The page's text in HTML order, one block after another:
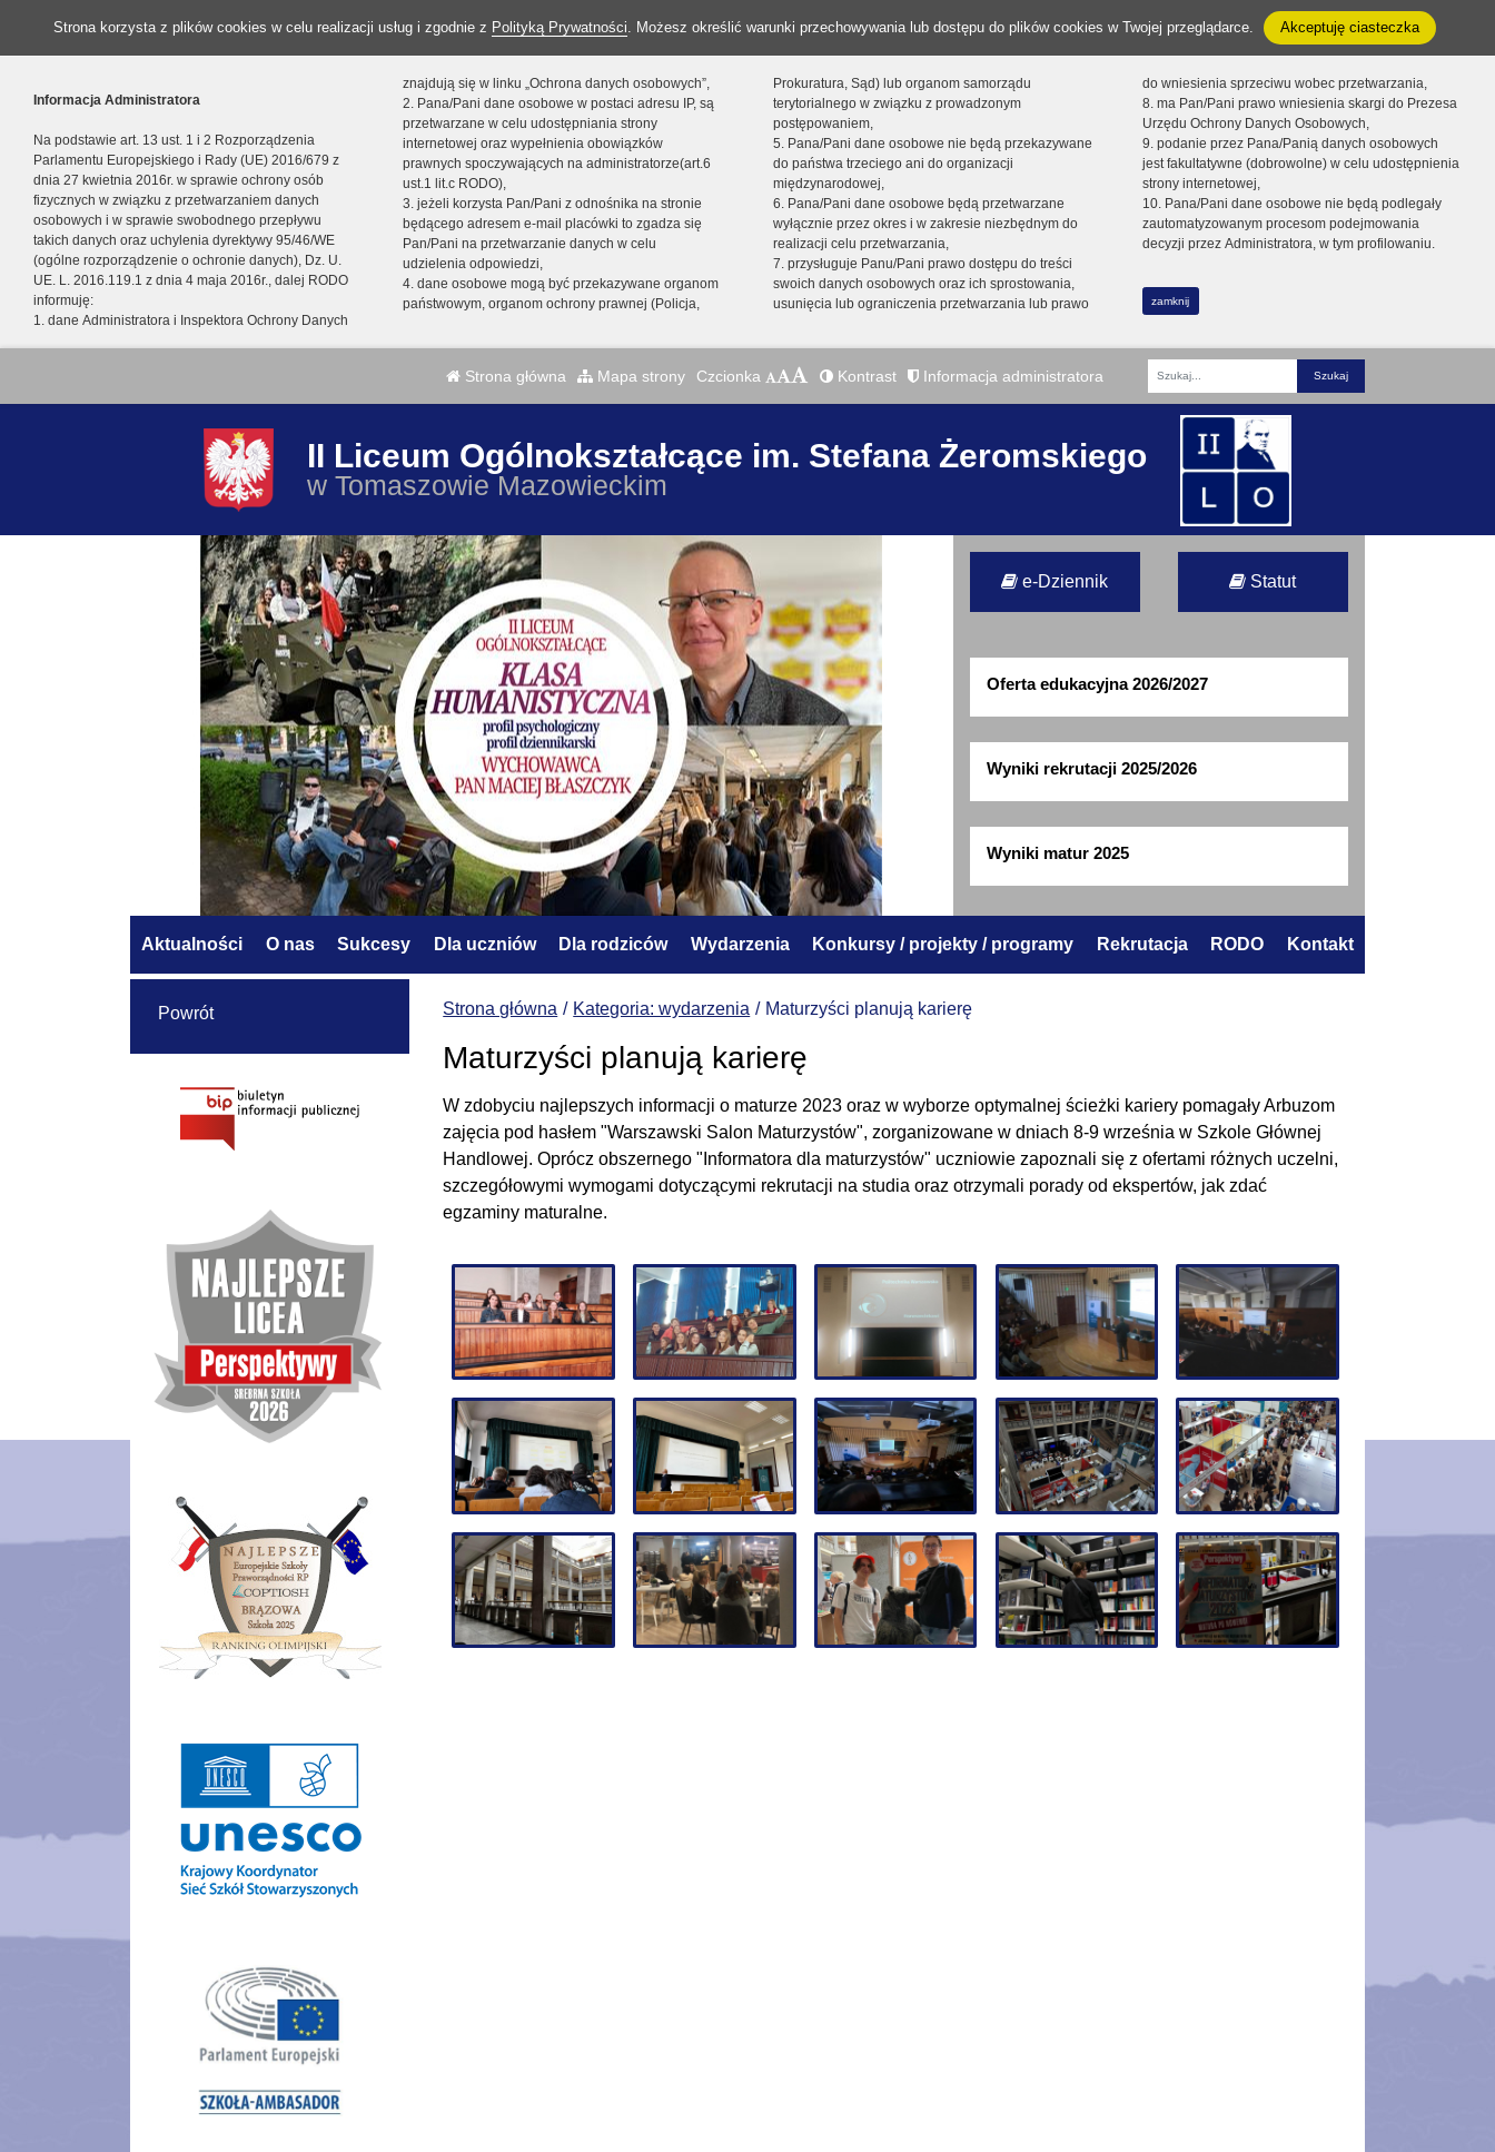
Strona korzysta z plików cookies w celu realizacji usług i zgodnie z Polityką Prywatności. Możesz określić warunki przechowywania lub dostępu do plików cookies w Twojej przeglądarce. Akceptuję ciasteczka
Informacja Administratora
Na podstawie art. 13 ust. 1 i 2 Rozporządzenia
Parlamentu Europejskiego i Rady (UE) 2016/679 z
dnia 27 kwietnia 2016r. w sprawie ochrony osób
fizycznych w związku z przetwarzaniem danych
osobowych i w sprawie swobodnego przepływu
takich danych oraz uchylenia dyrektywy 95/46/WE
(ogólne rozporządzenie o ochronie danych), Dz. U.
UE. L. 2016.119.1 z dnia 4 maja 2016r., dalej RODO
informuję:
1. dane Administratora i Inspektora Ochrony Danych
znajdują się w linku „Ochrona danych osobowych”,
2. Pana/Pani dane osobowe w postaci adresu IP, są
przetwarzane w celu udostępniania strony
internetowej oraz wypełnienia obowiązków
prawnych spoczywających na administratorze(art.6
ust.1 lit.c RODO),
3. jeżeli korzysta Pan/Pani z odnośnika na stronie
będącego adresem e-mail placówki to zgadza się
Pan/Pani na przetwarzanie danych w celu
udzielenia odpowiedzi,
4. dane osobowe mogą być przekazywane organom
państwowym, organom ochrony prawnej (Policja,
Prokuratura, Sąd) lub organom samorządu
terytorialnego w związku z prowadzonym
postępowaniem,
5. Pana/Pani dane osobowe nie będą przekazywane
do państwa trzeciego ani do organizacji
międzynarodowej,
6. Pana/Pani dane osobowe będą przetwarzane
wyłącznie przez okres i w zakresie niezbędnym do
realizacji celu przetwarzania,
7. przysługuje Panu/Pani prawo dostępu do treści
swoich danych osobowych oraz ich sprostowania,
usunięcia lub ograniczenia przetwarzania lub prawo
do wniesienia sprzeciwu wobec przetwarzania,
8. ma Pan/Pani prawo wniesienia skargi do Prezesa
Urzędu Ochrony Danych Osobowych,
9. podanie przez Pana/Panią danych osobowych
jest fakultatywne (dobrowolne) w celu udostępnienia
strony internetowej,
10. Pana/Pani dane osobowe nie będą podlegały
zautomatyzowanym procesom podejmowania
decyzji przez Administratora, w tym profilowaniu.
zamknij
Strona główna Mapa strony Czcionka Kontrast Informacja administratora
Fraza
II Liceum Ogólnokształcące im. Stefana Żeromskiego
w Tomaszowie Mazowieckim
e-Dziennik Statut
Oferta edukacyjna 2026/2027
Wyniki rekrutacji 2025/2026
Wyniki matur 2025
Aktualności O nas Sukcesy Dla uczniów Dla rodziców Wydarzenia Konkursy / projekty / programy Rekrutacja RODO Kontakt
Strona główna Kategoria: wydarzenia Maturzyści planują karierę
Maturzyści planują karierę
W zdobyciu najlepszych informacji o maturze 2023 oraz w wyborze optymalnej ścieżki kariery pomagały Arbuzom
zajęcia pod hasłem "Warszawski Salon Maturzystów", zorganizowane w dniach 8-9 września w Szkole Głównej
Handlowej. Oprócz obszernego "Informatora dla maturzystów" uczniowie zapoznali się z ofertami różnych uczelni,
szczegółowymi wymogami dotyczącymi rekrutacji na studia oraz otrzymali porady od ekspertów, jak zdać
egzaminy maturalne.
Powrót